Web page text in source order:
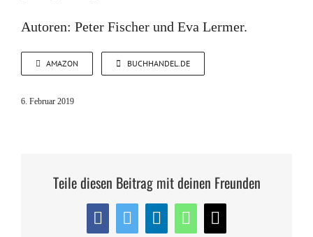
Autoren: Peter Fischer und Eva Lermer.
AMAZON BUCHHANDEL.DE
6. Februar 2019
Teile diesen Beitrag mit deinen Freunden
Facebook
TwitterLinkedIn
WhatsApp
E-